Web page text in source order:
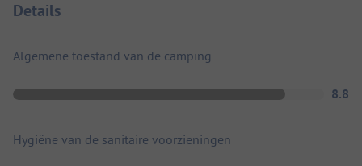
Details
Algemene toestand van de camping
8.8
Hygiëne van de sanitaire voorzieningen